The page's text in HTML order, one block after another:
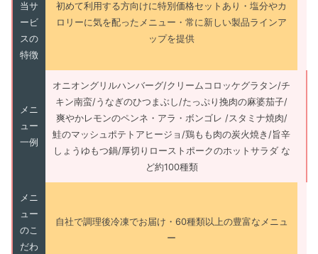
当サ
ービ
スの
特徴
初めて利用する方向けに特別価格セットあり・塩分やカ
ロリーに気を配ったメニュー・常に新しい製品ラインア
ップを提供
メニ
ュー
一例
オニオングリルハンバーグ/クリームコロッケグラタン/チ
キン南蛮/うなぎのひつまぶし/たっぷり挽肉の麻婆茄子/
爽やかレモンのペンネ・アラ・ボンゴレ /スタミナ焼肉/
鮭のマッシュポテトアヒージョ/鶏もも肉の炭火焼き/旨辛
しょうゆもつ鍋/厚切りローストポークのホットサラダ な
ど約100種類
メニ
ュー
のこ
だわ
自社で調理後冷凍でお届け・60種類以上の豊富なメニュ
ー